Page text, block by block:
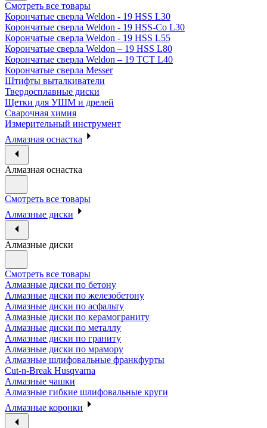
Смотреть все товары
Корончатые сверла Weldon - 19 HSS L30
Корончатые сверла Weldon - 19 HSS-Co L30
Корончатые сверла Weldon - 19 HSS L55
Корончатые сверла Weldon – 19 HSS L80
Корончатые сверла Weldon – 19 TCT L40
Корончатые сверла Messer
Штифты выталкиватели
Твердосплавные диски
Щетки для УШМ и дрелей
Сварочная химия
Измерительный инструмент
Алмазная оснастка
Алмазная оснастка
Смотреть все товары
Алмазные диски
Алмазные диски
Смотреть все товары
Алмазные диски по бетону
Алмазные диски по железобетону
Алмазные диски по асфальту
Алмазные диски по керамограниту
Алмазные диски по металлу
Алмазные диски по граниту
Алмазные диски по мрамору
Алмазные шлифовальные франкфурты
Cut-n-Break Husqvarna
Алмазные чашки
Алмазные гибкие шлифовальные круги
Алмазные коронки